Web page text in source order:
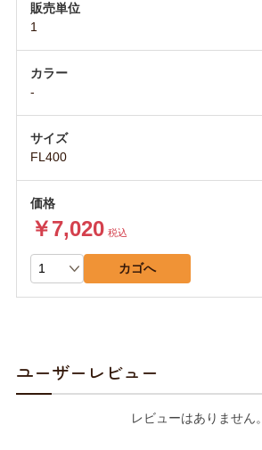
1
-
FL400
￥7,020 税込
カゴへ
ユーザーレビュー
レビューはありません。